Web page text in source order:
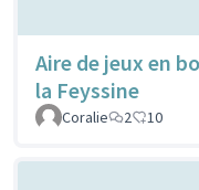
Aire de jeux en
la Feyssine
Coralie
2 10